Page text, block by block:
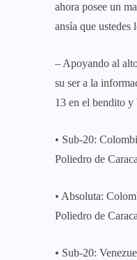
ahora posee un
ansía que ustedes
– Apoyando al
su ser a la
13 en el bendito y
• Sub-20:
Poliedro de
• Absoluta:
Poliedro de
• Sub-20: